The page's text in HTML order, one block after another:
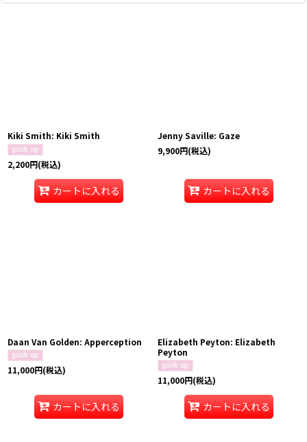
Kiki Smith: Kiki Smith
2,200円(税込)
カートに入れる
Jenny Saville: Gaze
9,900円(税込)
カートに入れる
Daan Van Golden: Apperception
11,000円(税込)
カートに入れる
Elizabeth Peyton: Elizabeth
Peyton
11,000円(税込)
カートに入れる